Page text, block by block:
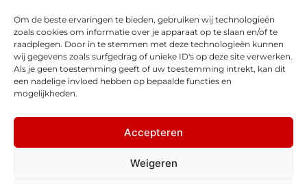
Om de beste ervaringen te bieden, gebruiken wij technologieën
zoals cookies om informatie over je apparaat op te slaan en/of te
raadplegen. Door in te stemmen met deze technologieën kunnen
wij gegevens zoals surfgedrag of unieke ID's op deze site verwerken.
Als je geen toestemming geeft of uw toestemming intrekt, kan dit
een nadelige invloed hebben op bepaalde functies en
mogelijkheden.
Accepteren
Weigeren
Zondag
Gesloten
Volg ons
© 2026 - Honda Welman